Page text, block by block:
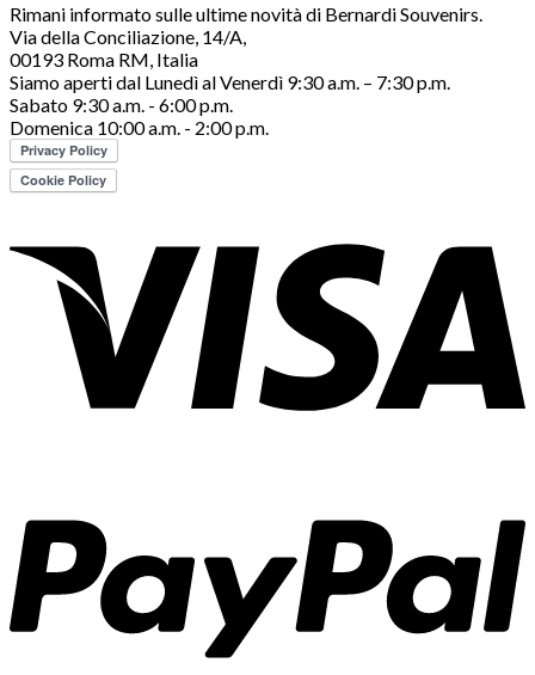
Rimani informato sulle ultime novità di Bernardi Souvenirs.
Via della Conciliazione, 14/A,
00193 Roma RM, Italia
Siamo aperti dal Lunedì al Venerdì 9:30 a.m. – 7:30 p.m.
Sabato 9:30 a.m. - 6:00 p.m.
Domenica 10:00 a.m. - 2:00 p.m.